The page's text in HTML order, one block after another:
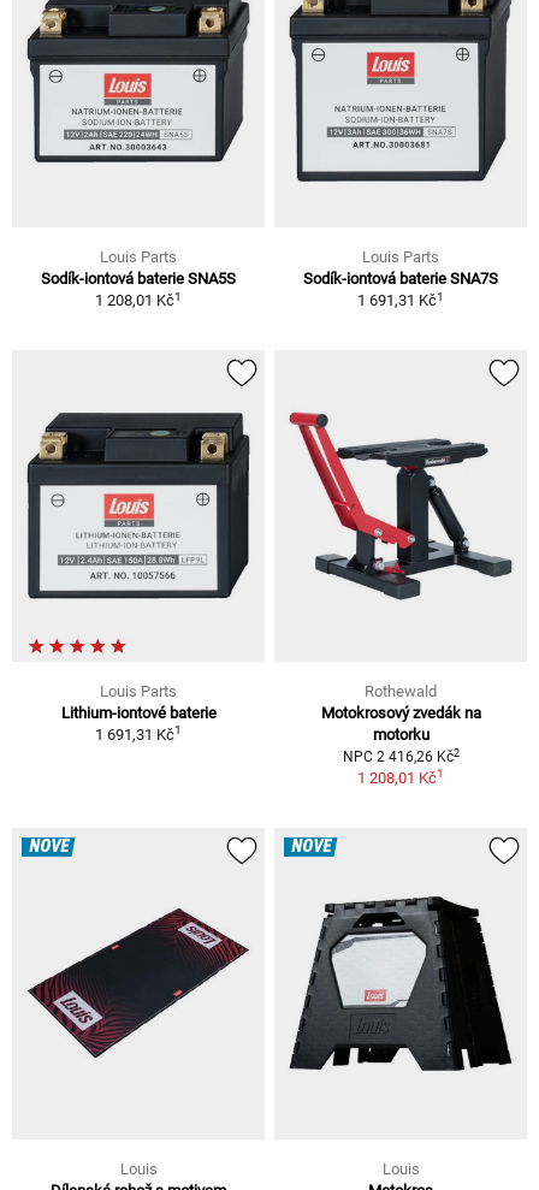
Louis Parts
Sodík-iontová baterie SNA5S
1 208,01 Kč1
Louis Parts
Sodík-iontová baterie SNA7S
1 691,31 Kč1
Louis Parts
Lithium-iontové baterie
1 691,31 Kč1
Rothewald
Motokrosový zvedák na
motorku
NPC 2 416,26 Kč2
1 208,01 Kč1
NOVÉ
Louis
NOVÉ
Louis